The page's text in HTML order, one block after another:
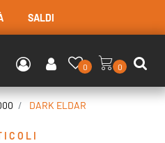
SALDI
0 0
DARK ELDAR